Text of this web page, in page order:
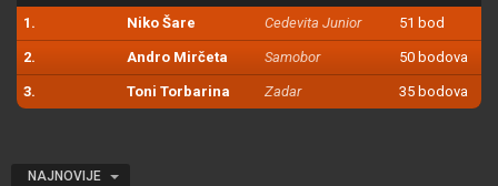
1. Niko Šare Cedevita Junior 51 bod
2. Andro Mirčeta Samobor 50 bodova
3. Toni Torbarina Zadar 35 bodova
NAJNOVIJE